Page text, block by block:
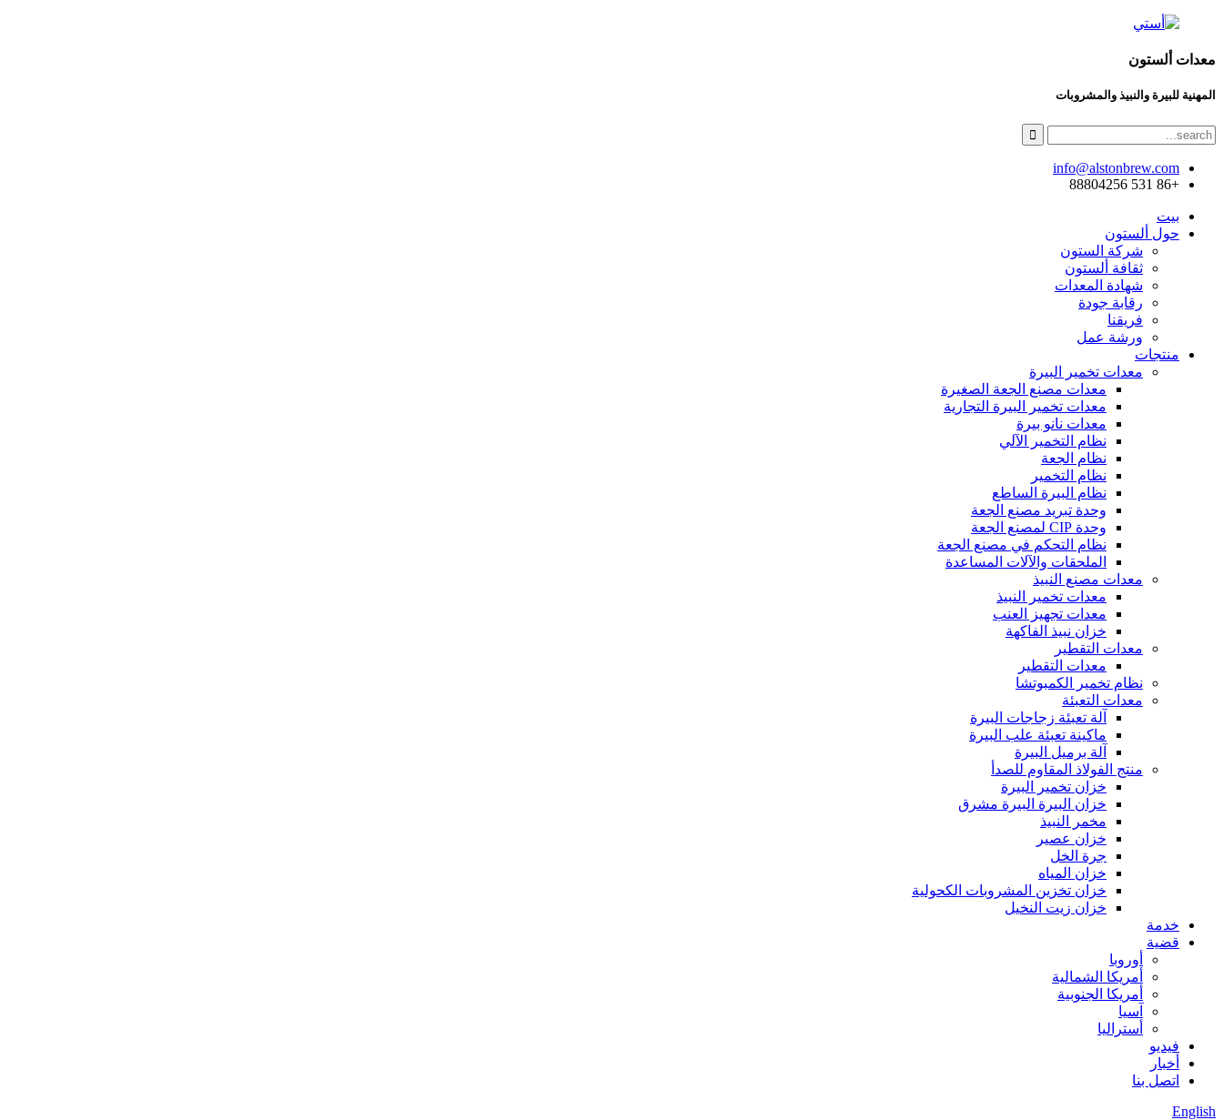
معدات ألستون
المهنية للبيرة والنبيذ والمشروبات
info@alstonbrew.com
+86 531 88804256
بيت
حول ألستون
شركة الستون
ثقافة ألستون
شهادة المعدات
رقابة جودة
فريقنا
ورشة عمل
منتجات
معدات تخمير البيرة
معدات مصنع الجعة الصغيرة
معدات تخمير البيرة التجارية
معدات نانو بيرة
نظام التخمير الآلي
نظام الجعة
نظام التخمير
نظام البيرة الساطع
وحدة تبريد مصنع الجعة
وحدة CIP لمصنع الجعة
نظام التحكم في مصنع الجعة
الملحقات والآلات المساعدة
معدات مصنع النبيذ
معدات تخمير النبيذ
معدات تجهيز العنب
خزان نبيذ الفاكهة
معدات التقطير
معدات التقطير
نظام تخمير الكمبوتشا
معدات التعبئة
آلة تعبئة زجاجات البيرة
ماكينة تعبئة علب البيرة
آلة برميل البيرة
منتج الفولاذ المقاوم للصدأ
خزان تخمير البيرة
خزان البيرة البيرة مشرق
مخمر النبيذ
خزان عصير
جرة الخل
خزان المياه
خزان تخزين المشروبات الكحولية
خزان زيت النخيل
خدمة
قضية
أوروبا
أمريكا الشمالية
أمريكا الجنوبية
آسيا
أستراليا
فيديو
أخبار
اتصل بنا
English